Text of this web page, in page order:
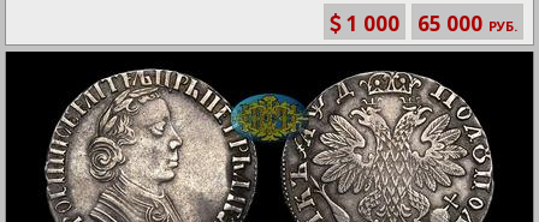
1 000 65 000 РУБ.